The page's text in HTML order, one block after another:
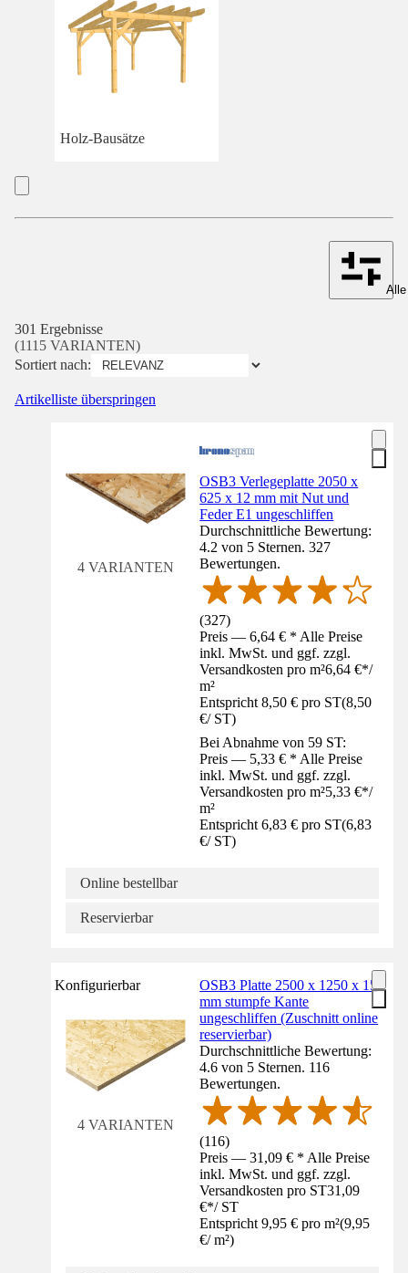
Holz-Bausätze
301 Ergebnisse
(1115 VARIANTEN)
Sortiert nach:
Artikelliste überspringen
4 VARIANTEN
OSB3 Verlegeplatte 2050 x
625 x 12 mm mit Nut und
Feder E1 ungeschliffen
Durchschnittliche Bewertung:
4.2 von 5 Sternen. 327
Bewertungen.
(327)
Preis — 6,64 € * Alle Preise
inkl. MwSt. und ggf. zzgl.
Versandkosten pro m²6,64 €*/
m²
Entspricht 8,50 € pro ST(8,50
€/ ST)
Bei Abnahme von 59 ST:
Preis — 5,33 € * Alle Preise
inkl. MwSt. und ggf. zzgl.
Versandkosten pro m²5,33 €*/
m²
Entspricht 6,83 € pro ST(6,83
€/ ST)
Online bestellbar
Reservierbar
Konfigurierbar
4 VARIANTEN
OSB3 Platte 2500 x 1250 x 15
mm stumpfe Kante
ungeschliffen (Zuschnitt online
reservierbar)
Durchschnittliche Bewertung:
4.6 von 5 Sternen. 116
Bewertungen.
(116)
Preis — 31,09 € * Alle Preise
inkl. MwSt. und ggf. zzgl.
Versandkosten pro ST31,09
€*/ ST
Entspricht 9,95 € pro m²(9,95
€/ m²)